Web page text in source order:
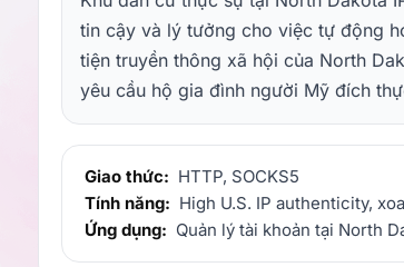
tin cậy và lý tưởng cho việc tự động
tiện truyền thông xã hội của North
yêu cầu hộ gia đình người Mỹ đích
Giao thức: HTTP, SOCKS5
Tính năng: High U.S. IP authenticity,
Ứng dụng: Quản lý tài khoản tại North